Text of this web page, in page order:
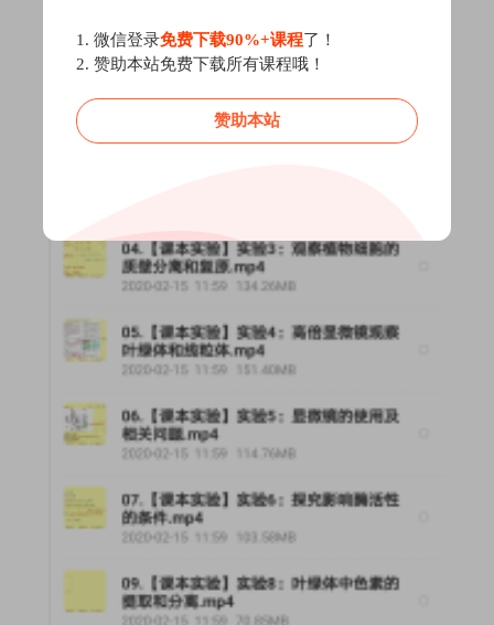
1. 微信登录免费下载90%+课程了！
2. 赞助本站免费下载所有课程哦！
赞助本站